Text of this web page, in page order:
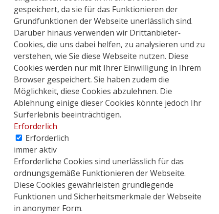
gespeichert, da sie für das Funktionieren der
Grundfunktionen der Webseite unerlässlich sind.
Darüber hinaus verwenden wir Drittanbieter-
Cookies, die uns dabei helfen, zu analysieren und zu
verstehen, wie Sie diese Webseite nutzen. Diese
Cookies werden nur mit Ihrer Einwilligung in Ihrem
Browser gespeichert. Sie haben zudem die
Möglichkeit, diese Cookies abzulehnen. Die
Ablehnung einige dieser Cookies könnte jedoch Ihr
Surferlebnis beeinträchtigen.
Erforderlich
Erforderlich
immer aktiv
Erforderliche Cookies sind unerlässlich für das
ordnungsgemäße Funktionieren der Webseite.
Diese Cookies gewährleisten grundlegende
Funktionen und Sicherheitsmerkmale der Webseite
in anonymer Form.